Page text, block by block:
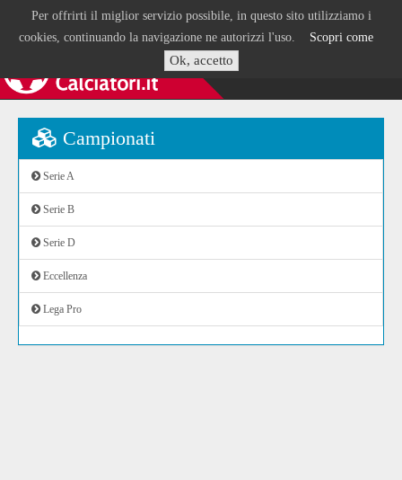
Per offrirti il miglior servizio possibile, in questo sito utilizziamo i
cookies, continuando la navigazione ne autorizzi l'uso. Scopri come
Ok, accetto
Campionati
Serie A
Serie B
Serie D
Eccellenza
Lega Pro